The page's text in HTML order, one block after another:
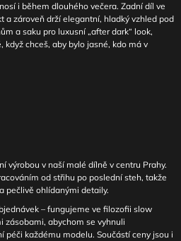
i během dlouhého večera. Zadní díl ve
a zároveň drží elegantní, hladký vzhled pod
a saku pro luxusní „after dark“ look,
když chceš, aby bylo jasné, kdo má v
výrobou v naší malé dílně v centru Prahy.
od střihu po poslední steh, takže
pečlivě ohlídanými detaily.
– fungujeme ve filozofii slow
abychom se vyhnuli
péči každému modelu. Součástí ceny jsou i